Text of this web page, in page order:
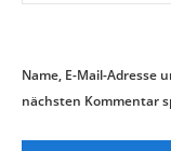
Name, E-Mail-Adresse
nächsten Kommentar